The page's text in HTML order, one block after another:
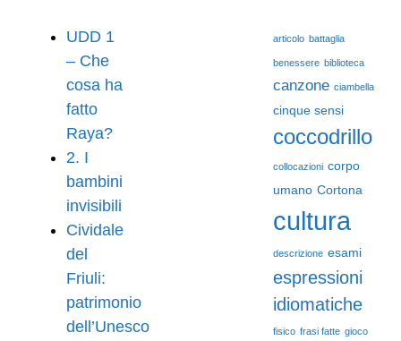
UDD 1
– Che
cosa ha
fatto
Raya?
2. I
bambini
invisibili
Cividale
del
Friuli:
patrimonio
dell’Unesco
articolo battaglia
benessere biblioteca
canzone ciambella
cinque sensi
coccodrillo
collocazioni corpo
umano Cortona
cultura
descrizione esami
espressioni
idiomatiche
fisico frasi fatte gioco